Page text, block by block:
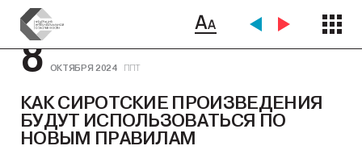
8 ОКТЯБРЯ 2024 ППТ
КАК СИРОТСКИЕ ПРОИЗВЕДЕНИЯ
БУДУТ ИСПОЛЬЗОВАТЬСЯ ПО
НОВЫМ ПРАВИЛАМ